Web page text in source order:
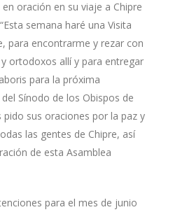
oración en su viaje a Chipre
semana haré una Visita
para encontrarme y rezar con
ortodoxos allí y para entregar
para la próxima
Sínodo de los Obispos de
pido sus oraciones por la paz y
las gentes de Chipre, así
de esta Asamblea
para el mes de junio